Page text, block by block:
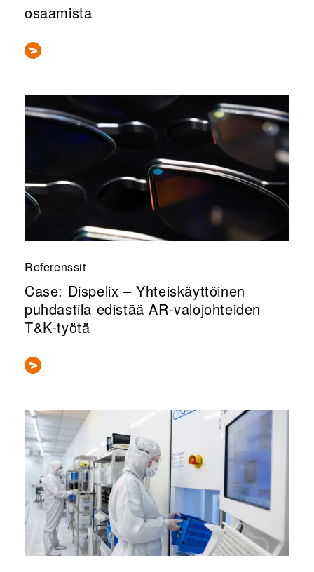
osaamista
Referenssit
Case: Dispelix – Yhteiskäyttöinen
puhdastila edistää AR-valojohteiden
T&K-työtä